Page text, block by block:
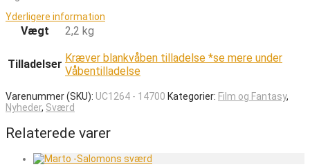
Yderligere information
Vægt 2,2 kg
Tilladelser Kræver blankvåben tilladelse *se mere under
Våbentilladelse
Varenummer (SKU): UC1264 - 14700 Kategorier: Film og Fantasy,
Nyheder, Sværd
Relaterede varer